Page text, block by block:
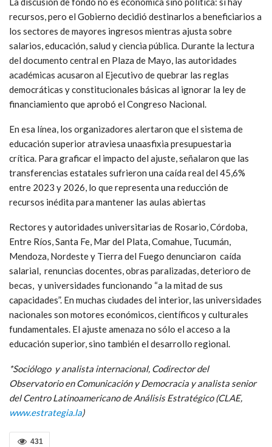
recursos, pero el Gobierno decidió destinarlos a beneficiarios a
los sectores de mayores ingresos mientras ajusta sobre
salarios, educación, salud y ciencia pública. Durante la lectura
del documento central en Plaza de Mayo, las autoridades
académicas acusaron al Ejecutivo de quebrar las reglas
democráticas y constitucionales básicas al ignorar la ley de
financiamiento que aprobó el Congreso Nacional.
En esa línea, los organizadores alertaron que el sistema de
educación superior atraviesa unaasfixia presupuestaria
crítica. Para graficar el impacto del ajuste, señalaron que las
transferencias estatales sufrieron una caída real del 45,6%
entre 2023 y 2026, lo que representa una reducción de
recursos inédita para mantener las aulas abiertas
Rectores y autoridades universitarias de Rosario, Córdoba,
Entre Ríos, Santa Fe, Mar del Plata, Comahue, Tucumán,
Mendoza, Nordeste y Tierra del Fuego denunciaron caída
salarial, renuncias docentes, obras paralizadas, deterioro de
becas, y universidades funcionando “a la mitad de sus
capacidades”. En muchas ciudades del interior, las universidades
nacionales son motores económicos, científicos y culturales
fundamentales. El ajuste amenaza no sólo el acceso a la
educación superior, sino también el desarrollo regional.
*Sociólogo y analista internacional, Codirector del
Observatorio en Comunicación y Democracia y analista senior
del Centro Latinoamericano de Análisis Estratégico (CLAE,
www.estrategia.la)
431